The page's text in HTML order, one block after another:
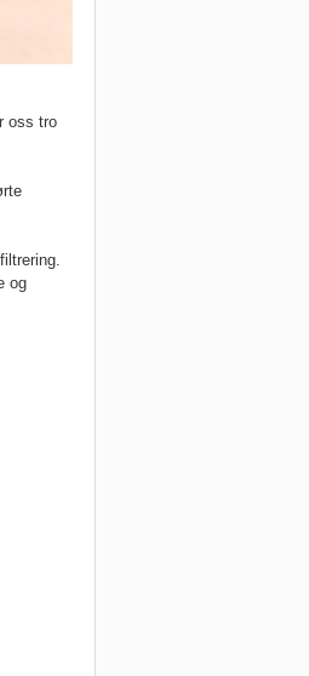
oss tro
og